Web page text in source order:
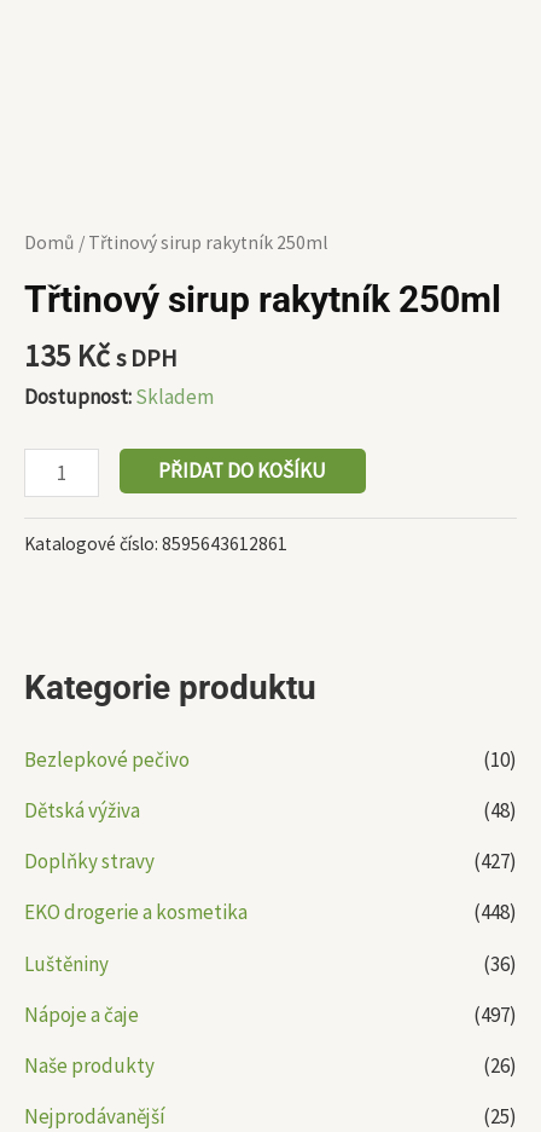
Kategorie produktu
Bezlepkové pečivo
(10)
Dětská výživa
(48)
Doplňky stravy
(427)
EKO drogerie a kosmetika
(448)
Luštěniny
(36)
Nápoje a čaje
(497)
Naše produkty
(26)
Nejprodávanější
(25)
Domů / Třtinový sirup rakytník 250ml
Třtinový sirup rakytník 250ml
135 Kčs DPH
Dostupnost:Skladem
PŘIDAT DO KOŠÍKU
Katalogové číslo: 8595643612861